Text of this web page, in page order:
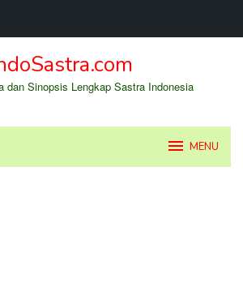
dan Sinopsis Lengkap Sastra Indonesia
MENU